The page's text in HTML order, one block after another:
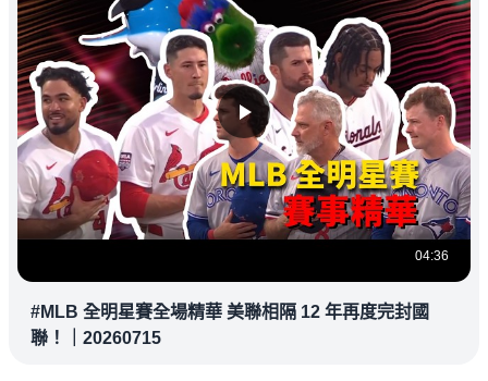
04:36
#MLB 全明星賽全場精華 美聯相隔 12 年再度完封國
聯！｜20260715